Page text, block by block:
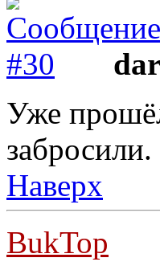
Уже
Наверх
BukTop